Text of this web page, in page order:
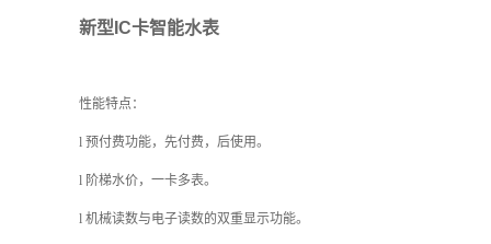
新型IC卡智能水表
性能特点：
l 预付费功能，先付费，后使用。
l 阶梯水价，一卡多表。
l 机械读数与电子读数的双重显示功能。